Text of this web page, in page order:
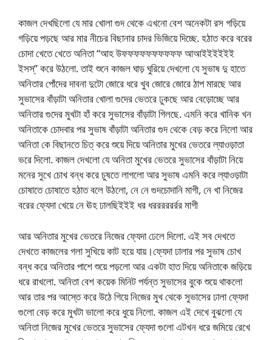
কাজল দেখছিলো যে মার খোলা গুদ থেকে এখনো বেশ অনেকটা রস গড়িয়ে
গড়িয়ে পড়ছে আর মার নীচের বিছানার চাদর ভিজিয়ে দিচ্ছে. হঠাত করে বরের
চোদা খেতে খেতে অনিতা “আহ উফফফফফফফফফফ আআইইইইইই
ইসস্” করে উঠলো. তাই শুনে কাজল ঘাড় ঘুরিয়ে দেখলো যে সুভাষ দু হাতে
অনিতার পোঁদের দাবনা দুটো জোরে ধরে খুব জোরে জোরে ঠাপ মারছে আর
সুভাসের বাঁড়াটা অনিতার খোলা গুদের ভেতরে ঢুকছে আর বেড়োচ্ছে আর
অনিতার গুদের মুখটা হাঁ করে সুভাসের বাঁড়াটা গিলছে. এমনি করে খানিক খন
অনিতাকে চোদবার পর সুভাষ বাঁড়াটা অনিতার গুদ থেকে বেড় করে নিলো আর
অনিতা কে বিছানতে চিত্ করে শুয়ে দিয়ে অনিতার মুখের ভেতরে ল্যাওড়াতা
ভরে দিলো. কাজল দেখলো যে অনিতা মুখের ভেতরে সুভাসের বাঁড়াটা নিয়ে
মনের সুখে চোখ বন্ধ করে চুষতে লাগলো আর সুভাষ এমনি করে ল্যাওড়াটা
চোষাতে চোষাতে হঠাত বলে উঠলো, নে নে গুদচোদানি মাগী, নে খা নিজের
বরের ফ্যেদা খেয়ে নে ঊহ ঢালছিইইই ধর ধরররররর্রর মাগী
আর অনিতার মুখের ভেতরে নিজের ফ্যেদা ঢেলে দিলো. এই সব দেখতে
দেখতে কাজলের গলা সুখিয়ে কাট হয়ে যায়।ফ্যেদা ঢালার পর সুভাষ চোখ
বন্ধ করে অনিতার পাশে শুয়ে পড়লো আর একটা হাত দিয়ে অনিতাকে জড়িয়ে
ধরে রাখলো. অনিতা বেশ কয়েক মিনিট পর্যন্ত সুভাসের বুকে শুয়ে থাকলো
আর তার পর আস্তে করে উঠে গিয়ে নিজের মুখ থেকে সুভাসের ঢালা ফ্যেদা
গুলো বেড় করে মুখটা ভালো করে ধুয়ে নিলো. কাজল এই দেখে বুঝলো যে
অনিতা নিজের মুখের ভেতরে সুভাসের ফ্যেদা গুলো এটখন ধরে জমিয়ে রেখে